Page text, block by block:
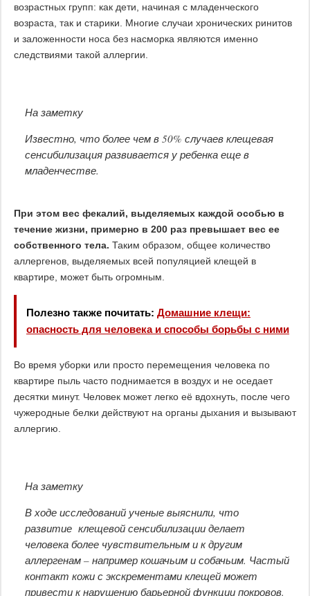
возрастных групп: как дети, начиная с младенческого
возраста, так и старики. Многие случаи хронических ринитов
и заложенности носа без насморка являются именно
следствиями такой аллергии.
На заметку
Известно, что более чем в 50% случаев клещевая
сенсибилизация развивается у ребенка еще в
младенчестве.
При этом вес фекалий, выделяемых каждой особью в
течение жизни, примерно в 200 раз превышает вес ее
собственного тела. Таким образом, общее количество
аллергенов, выделяемых всей популяцией клещей в
квартире, может быть огромным.
Полезно также почитать: Домашние клещи:
опасность для человека и способы борьбы с ними
Во время уборки или просто перемещения человека по
квартире пыль часто поднимается в воздух и не оседает
десятки минут. Человек может легко её вдохнуть, после чего
чужеродные белки действуют на органы дыхания и вызывают
аллергию.
На заметку
В ходе исследований ученые выяснили, что
развитие клещевой сенсибилизации делает
человека более чувствительным и к другим
аллергенам – например кошачьим и собачьим. Частый
контакт кожи с экскрементами клещей может
привести к нарушению барьерной функции покровов.